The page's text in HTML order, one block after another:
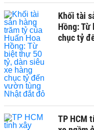
Khối tài
Hồng: Từ
chục tỷ
TP HCM